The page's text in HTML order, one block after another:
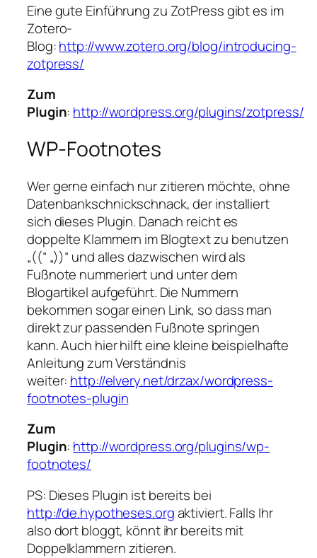
Eine gute Einführung zu ZotPress gibt es im
Zotero-
Blog:http://www.zotero.org/blog/introducing-
zotpress/
Zum
Plugin: http://wordpress.org/plugins/zotpress/
WP-Footnotes
Wer gerne einfach nur zitieren möchte, ohne
Datenbankschnickschnack, der installiert
sich dieses Plugin. Danach reicht es
doppelte Klammern im Blogtext zu benutzen
„((“ „))“ und alles dazwischen wird als
Fußnote nummeriert und unter dem
Blogartikel aufgeführt. Die Nummern
bekommen sogar einen Link, so dass man
direkt zur passenden Fußnote springen
kann. Auch hier hilft eine kleine beispielhafte
Anleitung zum Verständnis
weiter: http://elvery.net/drzax/wordpress-
footnotes-plugin
Zum
Plugin: http://wordpress.org/plugins/wp-
footnotes/
PS: Dieses Plugin ist bereits bei
http://de.hypotheses.orgaktiviert. Falls Ihr
also dort bloggt, könnt ihr bereits mit
Doppelklammern zitieren.